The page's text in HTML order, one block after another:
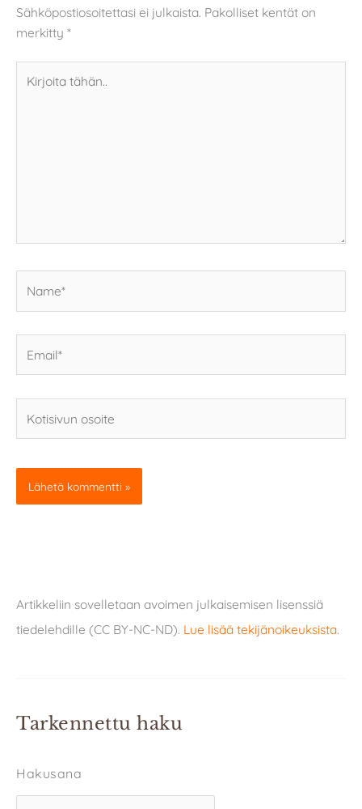
Sähköpostiosoitettasi ei julkaista. Pakolliset kentät on
merkitty *
tähän..
osoite
Artikkeliin sovelletaan avoimen julkaisemisen lisenssiä
tiedelehdille (CC BY-NC-ND). Lue lisää tekijänoikeuksista.
Tarkennettu haku
Hakusana